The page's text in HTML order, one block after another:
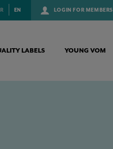
LOGIN FOR MEMBERS
EN
LABELS YOUNG VOM